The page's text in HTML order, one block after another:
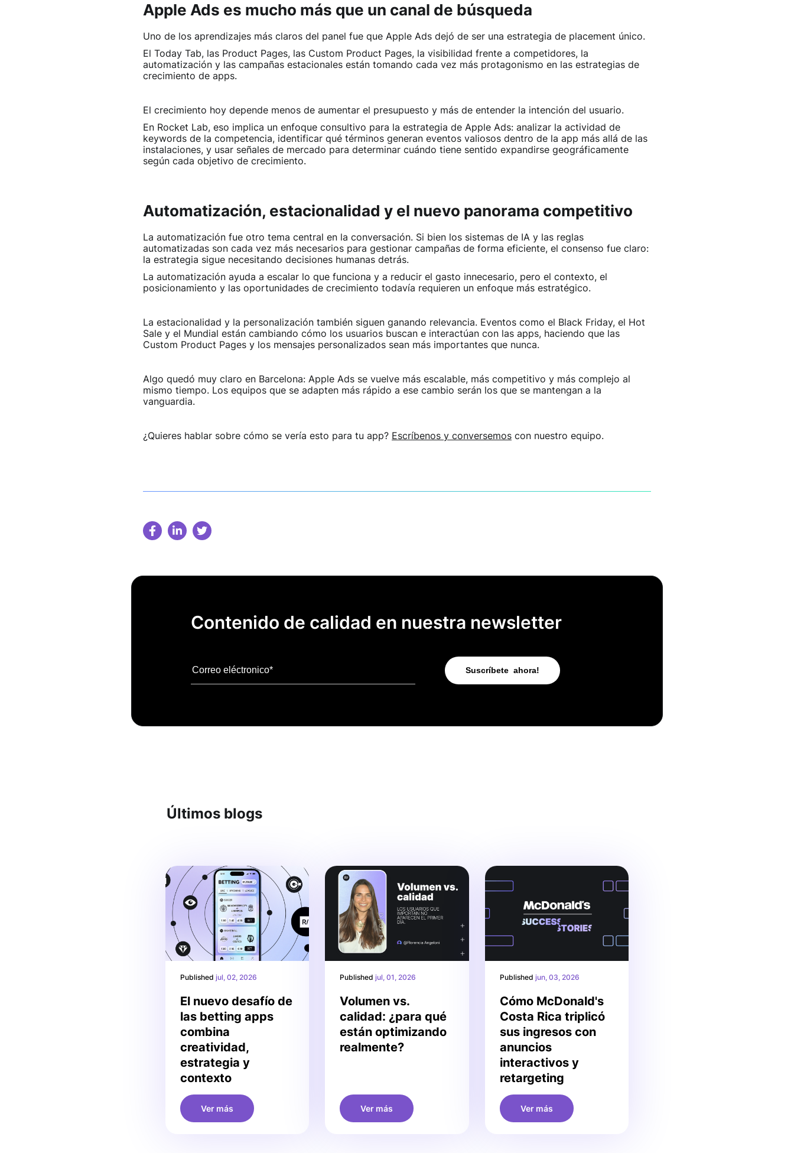
Apple Ads es mucho más que un canal de búsqueda
Uno de los aprendizajes más claros del panel fue que Apple Ads dejó de ser una estrategia de placement único.
El Today Tab, las Product Pages, las Custom Product Pages, la visibilidad frente a competidores, la
automatización y las campañas estacionales están tomando cada vez más protagonismo en las estrategias de
crecimiento de apps.
El crecimiento hoy depende menos de aumentar el presupuesto y más de entender la intención del usuario.
En Rocket Lab, eso implica un enfoque consultivo para la estrategia de Apple Ads: analizar la actividad de
keywords de la competencia, identificar qué términos generan eventos valiosos dentro de la app más allá de las
instalaciones, y usar señales de mercado para determinar cuándo tiene sentido expandirse geográficamente
según cada objetivo de crecimiento.
Automatización, estacionalidad y el nuevo panorama competitivo
La automatización fue otro tema central en la conversación. Si bien los sistemas de IA y las reglas
automatizadas son cada vez más necesarios para gestionar campañas de forma eficiente, el consenso fue claro:
la estrategia sigue necesitando decisiones humanas detrás.
La automatización ayuda a escalar lo que funciona y a reducir el gasto innecesario, pero el contexto, el
posicionamiento y las oportunidades de crecimiento todavía requieren un enfoque más estratégico.
La estacionalidad y la personalización también siguen ganando relevancia. Eventos como el Black Friday, el Hot
Sale y el Mundial están cambiando cómo los usuarios buscan e interactúan con las apps, haciendo que las
Custom Product Pages y los mensajes personalizados sean más importantes que nunca.
Algo quedó muy claro en Barcelona: Apple Ads se vuelve más escalable, más competitivo y más complejo al
mismo tiempo. Los equipos que se adapten más rápido a ese cambio serán los que se mantengan a la
vanguardia.
¿Quieres hablar sobre cómo se vería esto para tu app? Escríbenos y conversemos con nuestro equipo.
Contenido de calidad en nuestra newsletter
Últimos blogs
Published jul, 02, 2026
El nuevo desafío de
las betting apps
combina
creatividad,
estrategia y
contexto
Ver más
Publishedjul, 01, 2026
Volumen vs.
calidad: ¿para qué
están optimizando
realmente?
Ver más
Published jun, 03, 2026
Cómo McDonald's
Costa Rica triplicó
sus ingresos con
anuncios
interactivos y
retargeting
Ver más